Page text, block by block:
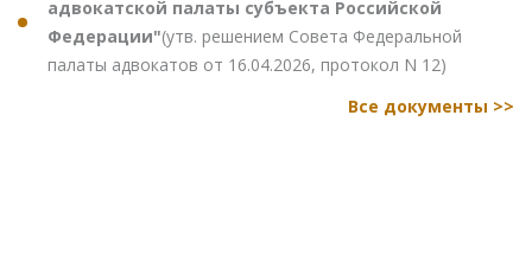
адвокатской палаты субъекта Российской
Федерации"(утв. решением Совета Федеральной
палаты адвокатов от 16.04.2026, протокол N 12)
Все документы >>